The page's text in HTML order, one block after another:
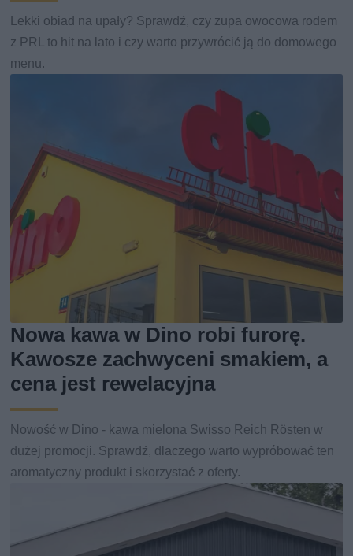
Lekki obiad na upały? Sprawdź, czy zupa owocowa rodem
z PRL to hit na lato i czy warto przywrócić ją do domowego
menu.
Nowa kawa w Dino robi furorę.
Kawosze zachwyceni smakiem, a
cena jest rewelacyjna
Nowość w Dino - kawa mielona Swisso Reich Rösten w
dużej promocji. Sprawdź, dlaczego warto wypróbować ten
aromatyczny produkt i skorzystać z oferty.